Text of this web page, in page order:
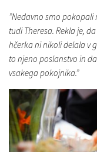
”Nedavno smo
tudi Theresa. Rekla je,
hčerka ni nikoli delala v
to njeno poslanstvo in
vsakega pokojnika.”